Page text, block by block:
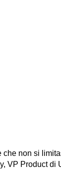
non si
VP Product di